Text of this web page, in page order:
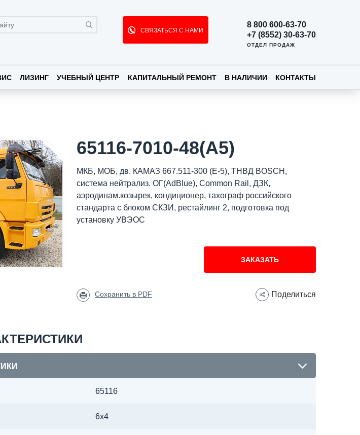
СВЯЗАТЬСЯ С НАМИ
8 800 600-63-70
+7 (8552) 30-63-70
ОТДЕЛ ПРОДАЖ
ЛИЗИНГ УЧЕБНЫЙ ЦЕНТР КАПИТАЛЬНЫЙ РЕМОНТ В НАЛИЧИИ КОНТАКТЫ
65116-7010-48(A5)
МКБ, МОБ, дв. КАМАЗ 667.511-300 (Е-5), ТНВД BOSCH,
система нейтрализ. ОГ(AdBlue), Common Rail, ДЗК,
аэродинам.козырек, кондиционер, тахограф российского
стандарта с блоком СКЗИ, рестайлинг 2, подготовка под
установку УВЭОС
ЗАКАЗАТЬ
Сохранить в PDF Поделиться
65116
6х4